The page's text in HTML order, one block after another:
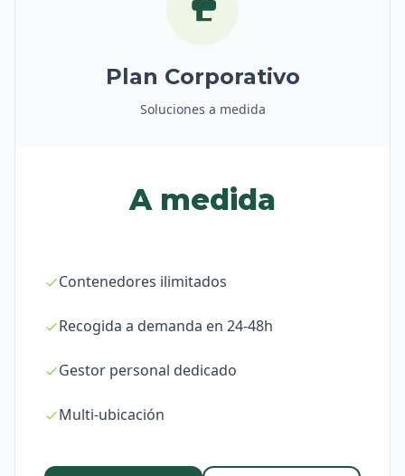
Plan Corporativo
Soluciones a medida
A medida
Contenedores ilimitados
Recogida a demanda en 24-48h
Gestor personal dedicado
Multi-ubicación